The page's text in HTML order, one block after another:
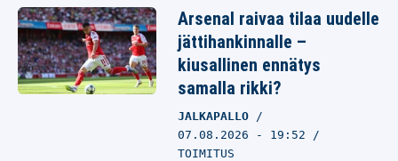
Arsenal raivaa tilaa uudelle
jättihankinnalle –
kiusallinen ennätys
samalla rikki?
JALKAPALLO
07.08.2026 - 19:52
TOIMITUS